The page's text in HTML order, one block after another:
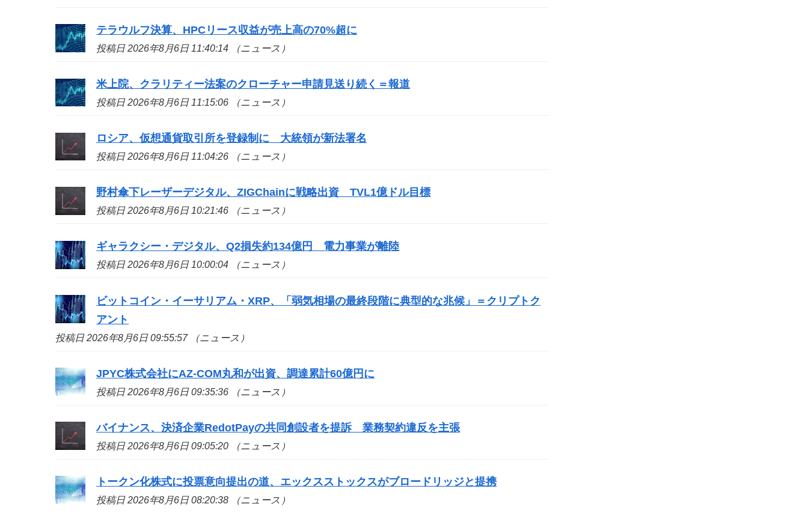
テラウルフ決算、HPCリース収益が売上高の70%超に
投稿日 2026年8月6日 11:40:14 （ニュース）
米上院、クラリティー法案のクローチャー申請見送り続く＝報道
投稿日 2026年8月6日 11:15:06 （ニュース）
ロシア、仮想通貨取引所を登録制に 大統領が新法署名
投稿日 2026年8月6日 11:04:26 （ニュース）
野村傘下レーザーデジタル、ZIGChainに戦略出資 TVL1億ドル目標
投稿日 2026年8月6日 10:21:46 （ニュース）
ギャラクシー・デジタル、Q2損失約134億円 電力事業が離陸
投稿日 2026年8月6日 10:00:04 （ニュース）
ビットコイン・イーサリアム・XRP、「弱気相場の最終段階に典型的な兆候」＝クリプトク
アント
投稿日 2026年8月6日 09:55:57 （ニュース）
JPYC株式会社にAZ-COM丸和が出資、調達累計60億円に
投稿日 2026年8月6日 09:35:36 （ニュース）
バイナンス、決済企業RedotPayの共同創設者を提訴 業務契約違反を主張
投稿日 2026年8月6日 09:05:20 （ニュース）
トークン化株式に投票意向提出の道、エックスストックスがブロードリッジと提携
投稿日 2026年8月6日 08:20:38 （ニュース）